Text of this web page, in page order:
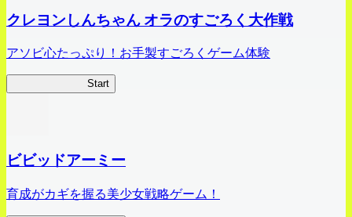
クレヨンしんちゃん オラのすごろく大作戦
アソビ心たっぷり！お手製すごろくゲーム体験
Start
ビビッドアーミー
育成がカギを握る美少女戦略ゲーム！